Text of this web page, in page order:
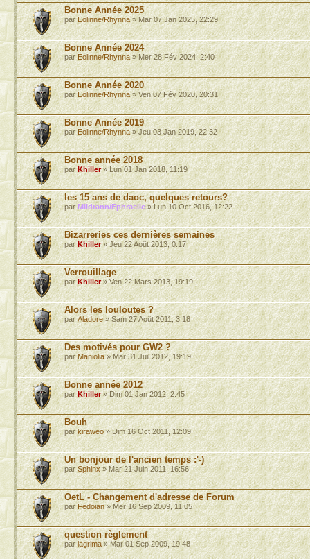
Bonne Année 2025
parEolinne/Rhynna» Mar 07 Jan 2025, 22:29
Bonne Année 2024
parEolinne/Rhynna» Mer 28 Fév 2024, 2:40
Bonne Année 2020
parEolinne/Rhynna» Ven 07 Fév 2020, 20:31
Bonne Année 2019
parEolinne/Rhynna» Jeu 03 Jan 2019, 22:32
Bonne année 2018
parKhiller» Lun 01 Jan 2018, 11:19
les 15 ans de daoc, quelques retours?
parMildrann/Ephraelle» Lun 10 Oct 2016, 12:22
Bizarreries ces dernières semaines
parKhiller» Jeu 22 Août 2013, 0:17
Verrouillage
parKhiller» Ven 22 Mars 2013, 19:19
Alors les louloutes ?
parAladore» Sam 27 Août 2011, 3:18
Des motivés pour GW2 ?
parManiolia» Mar 31 Juil 2012, 19:19
Bonne année 2012
parKhiller» Dim 01 Jan 2012, 2:45
Bouh
parkiraweo» Dim 16 Oct 2011, 12:09
Un bonjour de l'ancien temps :'-)
parSphinx» Mar 21 Juin 2011, 16:56
OetL - Changement d'adresse de Forum
parFedoian» Mer 16 Sep 2009, 11:05
question règlement
parlagrima» Mar 01 Sep 2009, 19:48